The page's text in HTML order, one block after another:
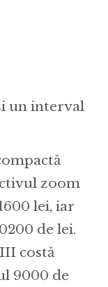
un interval
zoom
lei, iar
de lei.
costă
9000 de